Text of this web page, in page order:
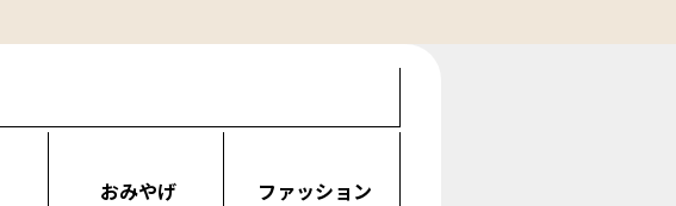
おみやげ ファッション